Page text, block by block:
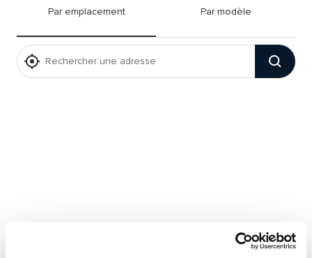
Par emplacement Par modèle